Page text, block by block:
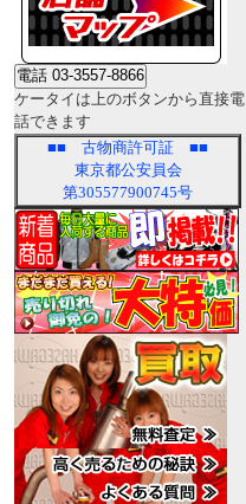
ケータイは上のボタンから直接電
話できます
■■ 古物商許可証 ■■
東京都公安員会
第305577900745号